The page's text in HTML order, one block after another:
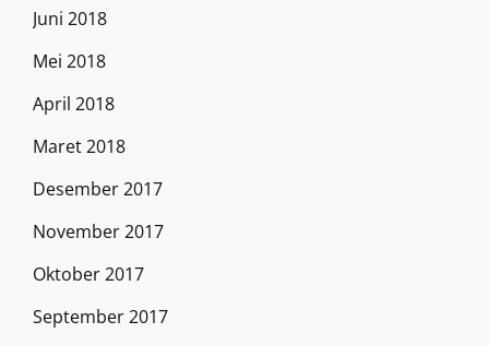
Juni 2018
Mei 2018
April 2018
Maret 2018
Desember 2017
November 2017
Oktober 2017
September 2017